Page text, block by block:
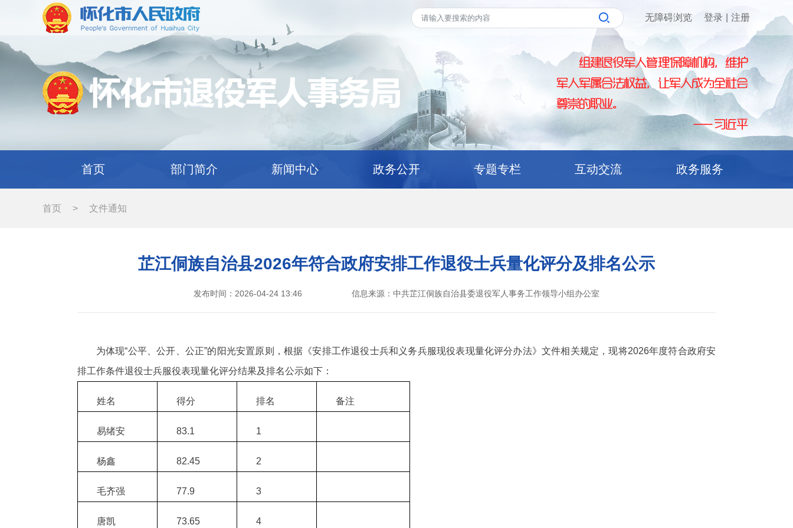
无障碍浏览 登录 注册
首页 部门简介 新闻中心 政务公开 专题专栏 互动交流 政务服务
首页 > 文件通知
芷江侗族自治县2026年符合政府安排工作退役士兵量化评分及排名公示
发布时间：2026-04-24 13:46 信息来源：中共芷江侗族自治县委退役军人事务工作领导小组办公室
为体现“公平、公开、公正”的阳光安置原则，根据《安排工作退役士兵和义务兵服现役表现量化评分办法》文件相关规定，现将2026年度符合政府安
排工作条件退役士兵服役表现量化评分结果及排名公示如下：
姓名 得分 排名 备注
易绪安 83.1 1
杨鑫 82.45 2
毛齐强 77.9 3
唐凯 73.65 4